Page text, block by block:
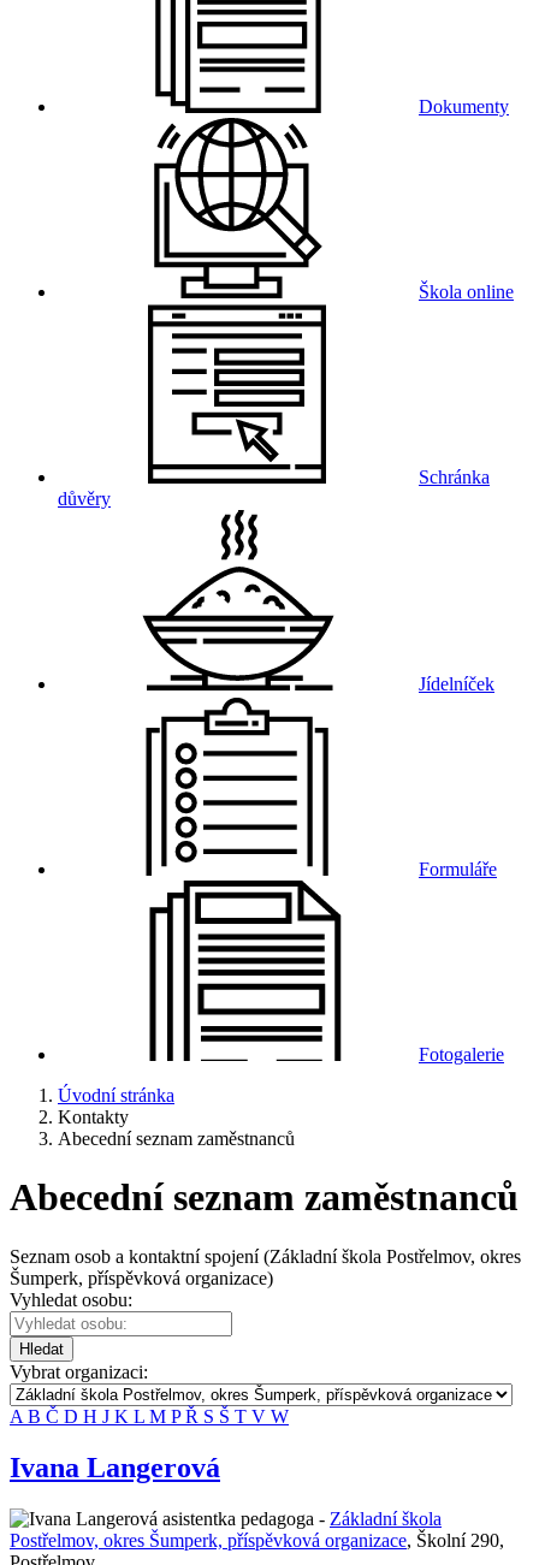
Dokumenty
Škola online
Schránka
důvěry
Jídelníček
Formuláře
Fotogalerie
Úvodní stránka
Kontakty
Abecední seznam zaměstnanců
Abecední seznam zaměstnanců
Seznam osob a kontaktní spojení (Základní škola Postřelmov, okres
Šumperk, příspěvková organizace)
Vyhledat osobu:
Hledat
Vybrat organizaci:
A B Č D H J K L M PŘ S Š T V W
Ivana Langerová
asistentka pedagoga - Základní škola
Postřelmov, okres Šumperk, příspěvková organizace, Školní 290,